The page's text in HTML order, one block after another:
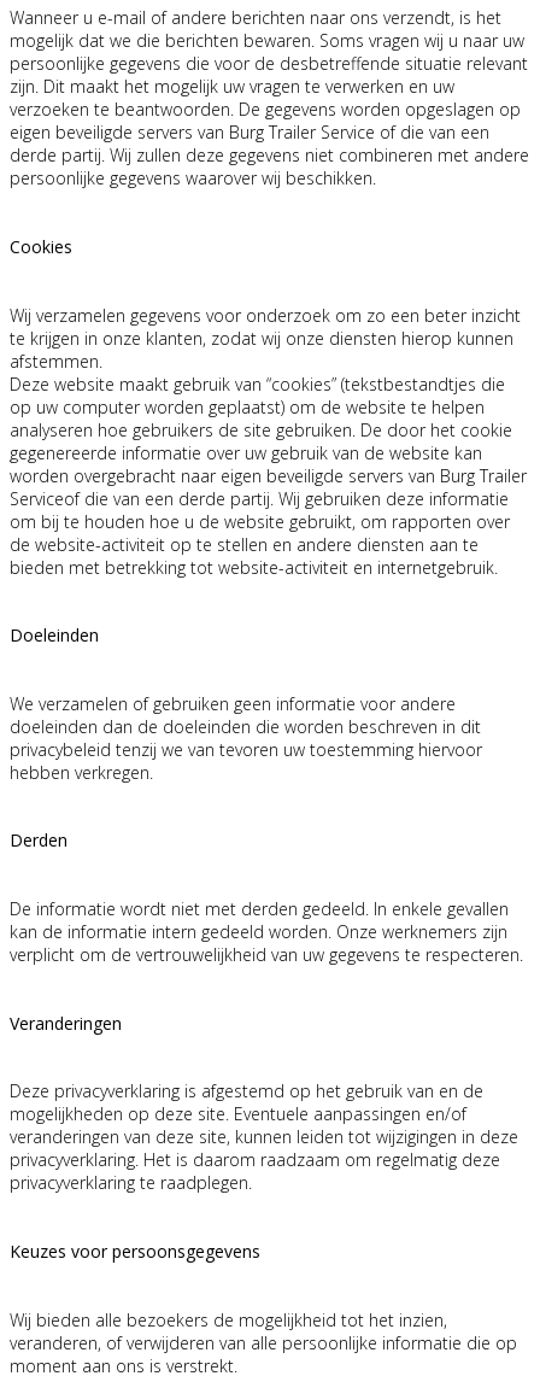
Wanneer u e-mail of andere berichten naar ons verzendt, is het
mogelijk dat we die berichten bewaren. Soms vragen wij u naar uw
persoonlijke gegevens die voor de desbetreffende situatie relevant
zijn. Dit maakt het mogelijk uw vragen te verwerken en uw
verzoeken te beantwoorden. De gegevens worden opgeslagen op
eigen beveiligde servers van Burg Trailer Service of die van een
derde partij. Wij zullen deze gegevens niet combineren met andere
persoonlijke gegevens waarover wij beschikken.
Cookies
Wij verzamelen gegevens voor onderzoek om zo een beter inzicht
te krijgen in onze klanten, zodat wij onze diensten hierop kunnen
afstemmen.
Deze website maakt gebruik van “cookies” (tekstbestandtjes die
op uw computer worden geplaatst) om de website te helpen
analyseren hoe gebruikers de site gebruiken. De door het cookie
gegenereerde informatie over uw gebruik van de website kan
worden overgebracht naar eigen beveiligde servers van Burg Trailer
Serviceof die van een derde partij. Wij gebruiken deze informatie
om bij te houden hoe u de website gebruikt, om rapporten over
de website-activiteit op te stellen en andere diensten aan te
bieden met betrekking tot website-activiteit en internetgebruik.
Doeleinden
We verzamelen of gebruiken geen informatie voor andere
doeleinden dan de doeleinden die worden beschreven in dit
privacybeleid tenzij we van tevoren uw toestemming hiervoor
hebben verkregen.
Derden
De informatie wordt niet met derden gedeeld. In enkele gevallen
kan de informatie intern gedeeld worden. Onze werknemers zijn
verplicht om de vertrouwelijkheid van uw gegevens te respecteren.
Veranderingen
Deze privacyverklaring is afgestemd op het gebruik van en de
mogelijkheden op deze site. Eventuele aanpassingen en/of
veranderingen van deze site, kunnen leiden tot wijzigingen in deze
privacyverklaring. Het is daarom raadzaam om regelmatig deze
privacyverklaring te raadplegen.
Keuzes voor persoonsgegevens
Wij bieden alle bezoekers de mogelijkheid tot het inzien,
veranderen, of verwijderen van alle persoonlijke informatie die op
moment aan ons is verstrekt.